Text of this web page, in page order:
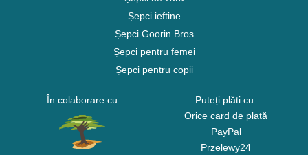
Șepci ieftine
Șepci Goorin Bros
Șepci pentru femei
Șepci pentru copii
În colaborare cu
Puteți plăti cu:
Orice card de plată
PayPal
Przelewy24